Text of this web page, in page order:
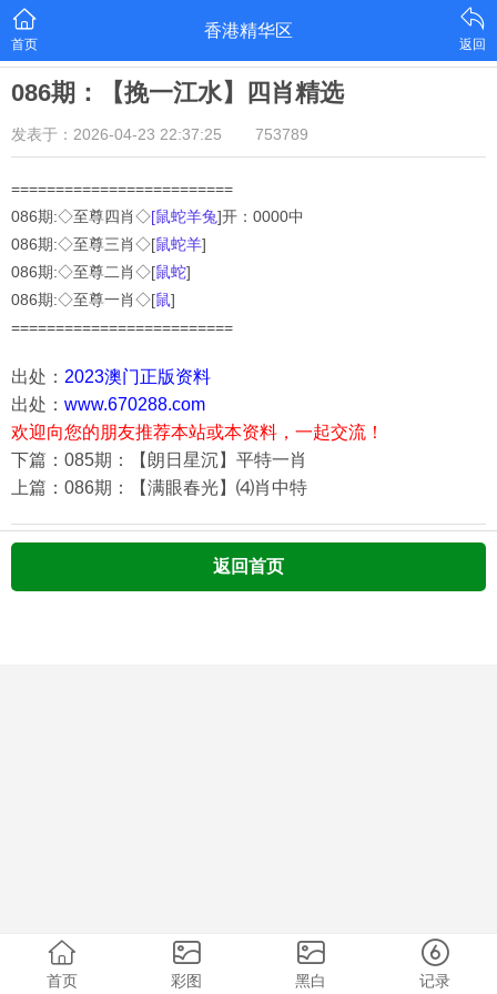
首页
香港精华区
返回
086期：【挽一江水】四肖精选
发表于：2026-04-23 22:37:25 753789
=========================
086期:◇至尊四肖◇[鼠蛇羊兔]开：0000中
086期:◇至尊三肖◇[鼠蛇羊]
086期:◇至尊二肖◇[鼠蛇]
086期:◇至尊一肖◇[鼠]
=========================
出处： 2023澳门正版资料
出处： www.670288.com
欢迎向您的朋友推荐本站或本资料，一起交流！
下篇：085期：【朗日星沉】平特一肖
上篇：086期：【满眼春光】⑷肖中特
返回首页
首页 彩图 黑白 记录